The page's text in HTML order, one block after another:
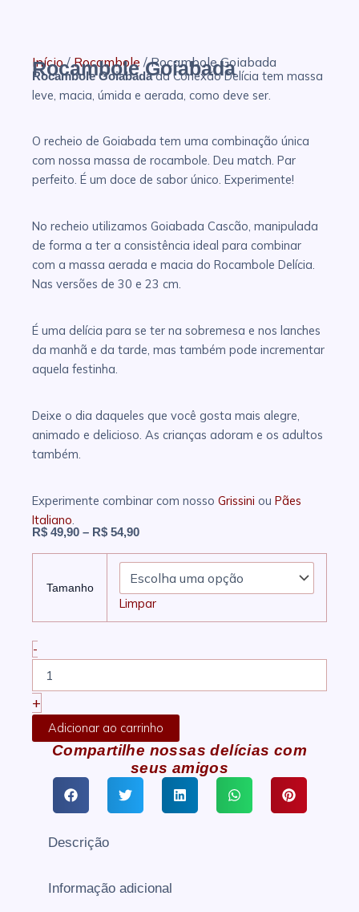
Início/Rocambole / Rocambole Goiabada
Rocambole Goiabada
Rocambole Goiabadada Conexão Delícia tem massa
leve, macia, úmida e aerada, como deve ser.
O recheio de Goiabada tem uma combinação única
com nossa massa de rocambole. Deu match. Par
perfeito. É um doce de sabor único. Experimente!
No recheio utilizamos Goiabada Cascão, manipulada
de forma a ter a consistência ideal para combinar
com a massa aerada e macia do Rocambole Delícia.
Nas versões de 30 e 23 cm.
É uma delícia para se ter na sobremesa e nos lanches
da manhã e da tarde, mas também pode incrementar
aquela festinha.
Deixe o dia daqueles que você gosta mais alegre,
animado e delicioso. As crianças adoram e os adultos
também.
Experimente combinar com nosso Grissini ou Pães
Italiano.
R$ 49,90 – R$ 54,90
de
preço:
R$ 49,90
Tamanho
Limpar
-
Goiabada
+
Adicionar ao carrinho
Compartilhe nossas delícias com
seus amigos
Descrição
Informação adicional